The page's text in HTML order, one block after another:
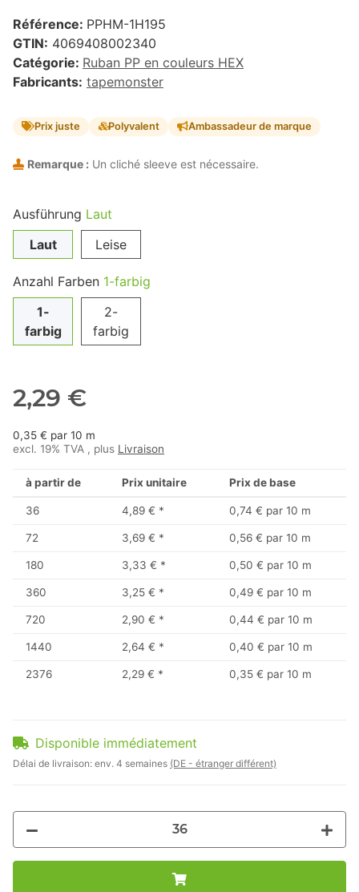
Référence: PPHM-1H195
GTIN: 4069408002340
Catégorie: Ruban PP en couleurs HEX
Fabricants: tapemonster
Prix juste Polyvalent Ambassadeur de marque
Remarque : Un cliché sleeve est nécessaire.
Ausführung Laut
Laut
Leise
Anzahl Farben 1-farbig
1-
farbig
2-
farbig
2,29 €
0,35 € par 10 m
excl. 19% TVA , plus Livraison
à partir de Prix unitaire Prix de base
36 4,89 € * 0,74 € par 10 m
72 3,69 € * 0,56 € par 10 m
180 3,33 € * 0,50 € par 10 m
360 3,25 € * 0,49 € par 10 m
720 2,90 € * 0,44 € par 10 m
1440 2,64 € * 0,40 € par 10 m
2376 2,29 € * 0,35 € par 10 m
Disponible immédiatement
Délai de livraison: env. 4 semaines (DE - étranger différent)